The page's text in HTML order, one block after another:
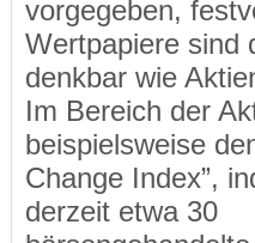
vorgegeben,
Wertpapiere sind
denkbar wie
Im Bereich der
beispielsweise
Change Index”,
derzeit etwa 30